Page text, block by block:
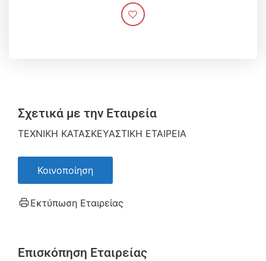
Σχετικά με την Εταιρεία
ΤΕΧΝΙΚΗ ΚΑΤΑΣΚΕΥΑΣΤΙΚΗ ΕΤΑΙΡΕΙΑ
Κοινοποίηση
Εκτύπωση Εταιρείας
Επισκόπηση Εταιρείας